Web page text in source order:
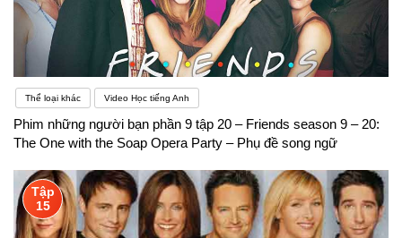
Thể loại khác Video Học tiếng Anh
Phim những người bạn phần 9 tập 20 – Friends season 9 – 20:
The One with the Soap Opera Party – Phụ đề song ngữ
Tập
15